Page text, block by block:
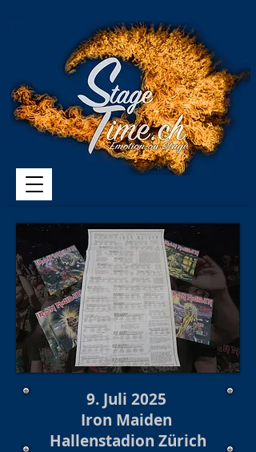
9. Juli 2025
Iron Maiden
Hallenstadion Zürich